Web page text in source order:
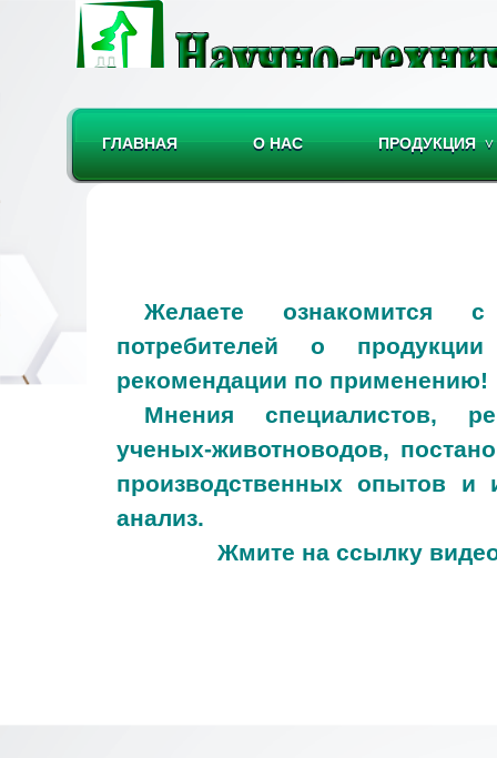
ГЛАВНАЯ О НАС ПРОДУКЦИЯ
Желаете ознакомится
потребителей о
рекомендации по применению!
Мнения специалистов,
ученых-животноводов,
производственных опытов и
анализ.
Жмите на ссылку